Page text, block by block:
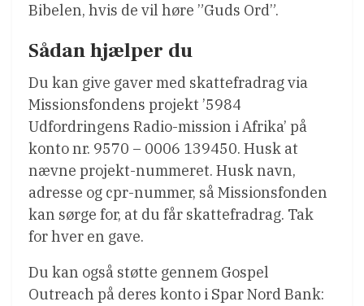
Bibelen, hvis de vil høre ”Guds Ord”.
Sådan hjælper du
Du kan give gaver med skattefradrag via
Missionsfondens projekt ’5984
Udfordringens Radio-mission i Afrika’ på
konto nr. 9570 – 0006 139450. Husk at
nævne projekt-nummeret. Husk navn,
adresse og cpr-nummer, så Missionsfonden
kan sørge for, at du får skattefradrag. Tak
for hver en gave.
Du kan også støtte gennem Gospel
Outreach på deres konto i Spar Nord Bank: